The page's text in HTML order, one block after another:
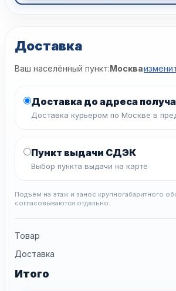
Доставка
Ваш населённый пункт:Москва
Доставка до адреса
Доставка курьером по Москве в
Пункт выдачи СДЭК
Выбор пункта выдачи на карте
Подъём на этаж и занос крупногабаритного
согласовываются отдельно.
Товар
Доставка
Итого